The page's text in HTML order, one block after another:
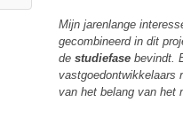
Mijn jarenlange
gecombineerd in dit
destudiefasebevindt.
vastgoedontwikkelaars
van het belang van het